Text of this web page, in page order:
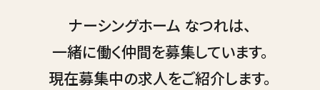
ナーシングホーム なつれは、
一緒に働く仲間を募集しています。
現在募集中の求人をご紹介します。